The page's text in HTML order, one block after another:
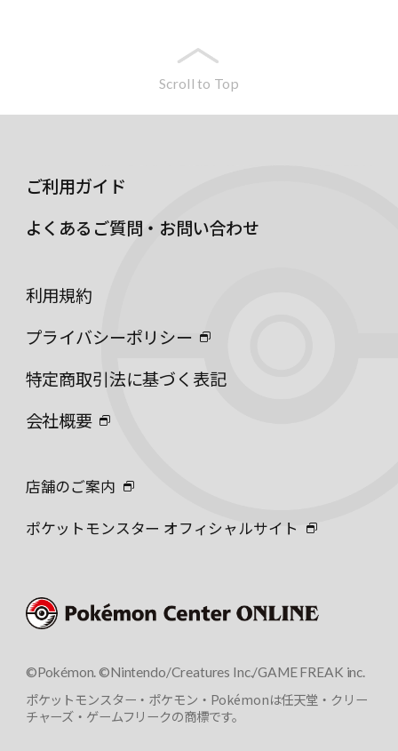
Scroll to Top
ご利用ガイド
よくあるご質問・お問い合わせ
利用規約
プライバシーポリシー
特定商取引法に基づく表記
会社概要
店舗のご案内
ポケットモンスター オフィシャルサイト
©Pokémon. ©Nintendo/Creatures Inc./GAME FREAK inc.
ポケットモンスター・ポケモン・Pokémonは任天堂・クリー
チャーズ・ゲームフリークの商標です。